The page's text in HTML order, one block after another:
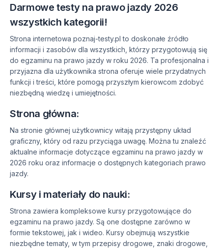
Darmowe testy na prawo jazdy 2026
wszystkich kategorii!
Strona internetowa poznaj-testy.pl to doskonałe źródło
informacji i zasobów dla wszystkich, którzy przygotowują się
do egzaminu na prawo jazdy w roku 2026. Ta profesjonalna i
przyjazna dla użytkownika strona oferuje wiele przydatnych
funkcji i treści, które pomogą przyszłym kierowcom zdobyć
niezbędną wiedzę i umiejętności.
Strona główna:
Na stronie głównej użytkownicy witają przystępny układ
graficzny, który od razu przyciąga uwagę. Można tu znaleźć
aktualne informacje dotyczące egzaminu na prawo jazdy w
2026 roku oraz informacje o dostępnych kategoriach prawo
jazdy.
Kursy i materiały do nauki:
Strona zawiera kompleksowe kursy przygotowujące do
egzaminu na prawo jazdy. Są one dostępne zarówno w
formie tekstowej, jak i wideo. Kursy obejmują wszystkie
niezbędne tematy, w tym przepisy drogowe, znaki drogowe,